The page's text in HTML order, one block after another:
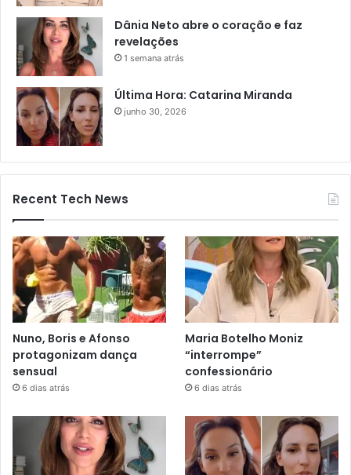
Dânia Neto abre o coração e faz
revelações
1 semana atrás
Última Hora: Catarina Miranda
junho 30, 2026
Recent Tech News
Nuno, Boris e Afonso
protagonizam dança
sensual
6 dias atrás
Maria Botelho Moniz
“interrompe”
confessionário
6 dias atrás